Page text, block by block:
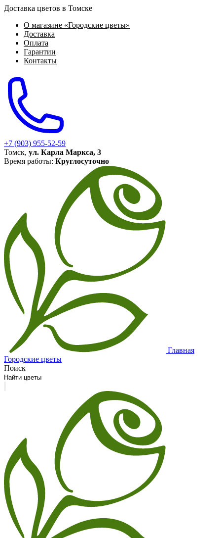
Доставка цветов в Томске
О магазине «Городские цветы»
Доставка
Оплата
Гарантии
Контакты
+7 (903) 955-52-59
Томск, ул. Карла Маркса, 3
Время работы: Круглосуточно
Главная
Городские цветы
Поиск